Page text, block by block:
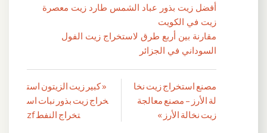
أفضل زيت بذور عباد الشمس طارد زيت معصرة
زيت في الكويت
مقارنة بين أربع طرق لاستخراج زيت الفول
السوداني في الجزائر
تصفّح
المقالات
« كبير زيت الزيتون است
خراج زيت بذور نبات اس
تخراج النفط zf
مصنع استخراج زيت نخا
لة الأرز – مصنع معالجة
زيت نخالة الأرز »